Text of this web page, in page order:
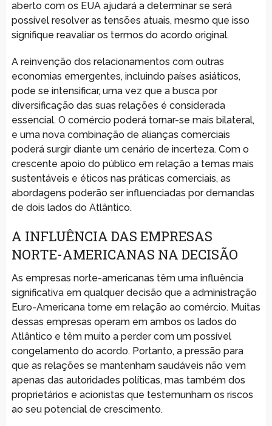
aberto com os EUA ajudará a determinar se será
possível resolver as tensões atuais, mesmo que isso
signifique reavaliar os termos do acordo original.
A reinvenção dos relacionamentos com outras
economias emergentes, incluindo países asiáticos,
pode se intensificar, uma vez que a busca por
diversificação das suas relações é considerada
essencial. O comércio poderá tornar-se mais bilateral,
e uma nova combinação de alianças comerciais
poderá surgir diante um cenário de incerteza. Com o
crescente apoio do público em relação a temas mais
sustentáveis e éticos nas práticas comerciais, as
abordagens poderão ser influenciadas por demandas
de dois lados do Atlântico.
A INFLUÊNCIA DAS EMPRESAS
NORTE-AMERICANAS NA DECISÃO
As empresas norte-americanas têm uma influência
significativa em qualquer decisão que a administração
Euro-Americana tome em relação ao comércio. Muitas
dessas empresas operam em ambos os lados do
Atlântico e têm muito a perder com um possível
congelamento do acordo. Portanto, a pressão para
que as relações se mantenham saudáveis não vem
apenas das autoridades políticas, mas também dos
proprietários e acionistas que testemunham os riscos
ao seu potencial de crescimento.